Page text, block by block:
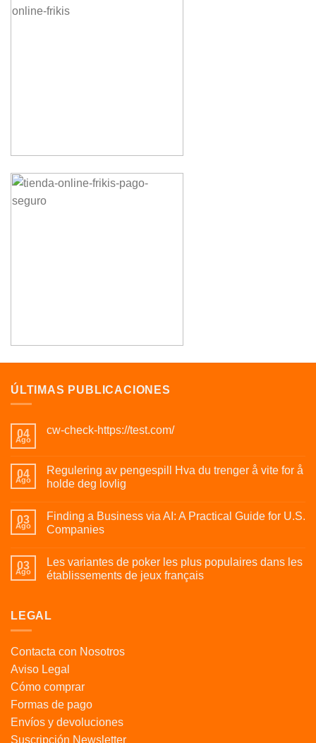
ÚLTIMAS PUBLICACIONES
04
Ago
cw-check-https://test.com/
04
Ago
Regulering av pengespill Hva du trenger å vite for å
holde deg lovlig
03
Ago
Finding a Business via AI: A Practical Guide for U.S.
Companies
03
Ago
Les variantes de poker les plus populaires dans les
établissements de jeux français
LEGAL
Contacta con Nosotros
Aviso Legal
Cómo comprar
Formas de pago
Envíos y devoluciones
Suscripción Newsletter